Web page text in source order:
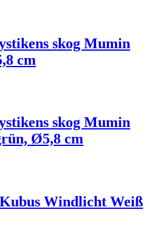
skog Mumin
cm
skog Mumin
Ø5,8 cm
Windlicht Weiß